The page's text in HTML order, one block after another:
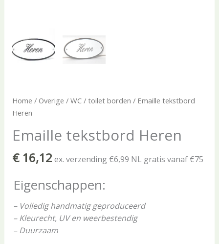
Home / Overige / WC / toilet borden / Emaille tekstbord
Heren
Emaille tekstbord Heren
€16,12 ex. verzending €6,99 NL gratis vanaf €75
Eigenschappen:
– Volledig handmatig geproduceerd
– Kleurecht, UV en weerbestendig
– Duurzaam